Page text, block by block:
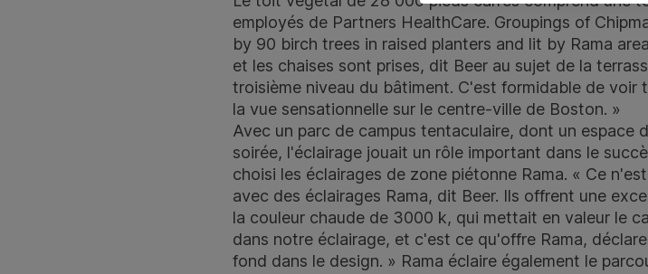
employés de Partners HealthCare. Groupings of
by 90 birch trees in raised planters and lit by Rama
et les chaises sont prises, dit Beer au sujet de la
troisième niveau du bâtiment. C'est formidable de
la vue sensationnelle sur le centre-ville de Boston. »
Avec un parc de campus tentaculaire, dont un espace
soirée, l'éclairage jouait un rôle important dans le
choisi les éclairages de zone piétonne Rama. « Ce
avec des éclairages Rama, dit Beer. Ils offrent une
la couleur chaude de 3000 k, qui mettait en valeur le
dans notre éclairage, et c'est ce qu'offre Rama,
fond dans le design. » Rama éclaire également le